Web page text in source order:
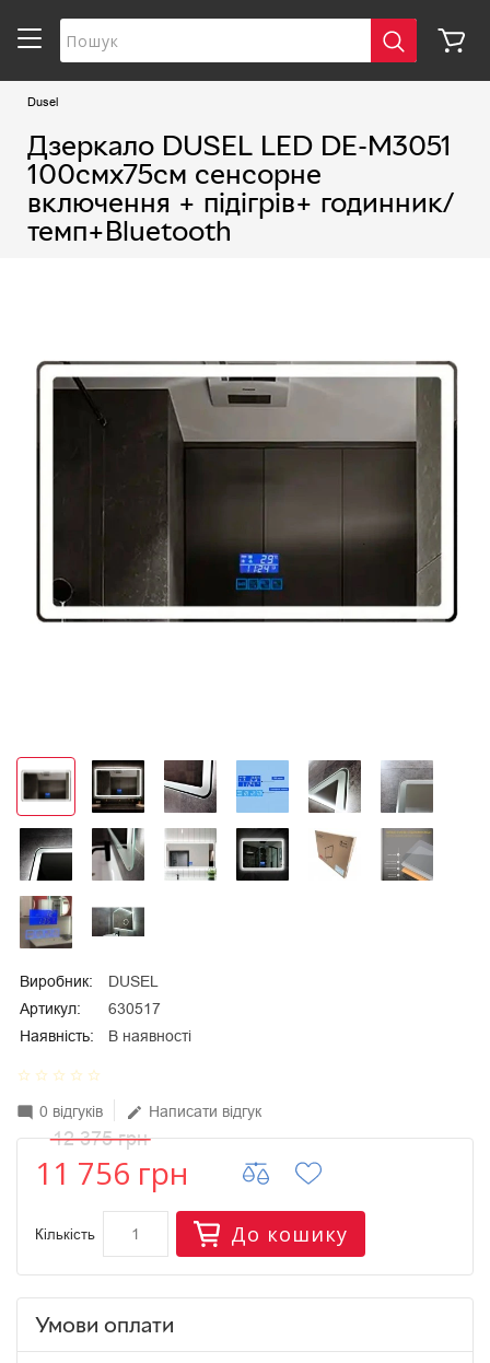
Dusel
Дзеркало DUSEL LED DE-M3051
100смх75см сенсорне
включення + підігрів+ годинник/
темп+Bluetooth
Виробник:
DUSEL
Артикул:
630517
Наявність:
В наявності
star_border star_border star_border star_border star_border
mode_comment 0 відгуків edit Написати відгук
12 375 грн
11 756 грн
Кількість До кошику
Умови оплати